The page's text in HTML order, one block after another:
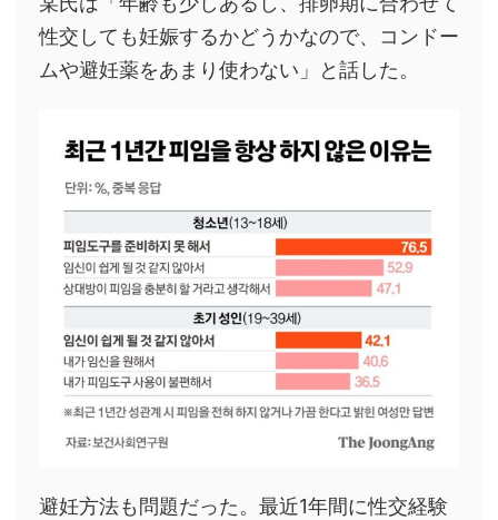
性交しても妊娠するかどうかなので、コンドー
ムや避妊薬をあまり使わない」と話した。
避妊方法も問題だった。最近1年間に性交経験